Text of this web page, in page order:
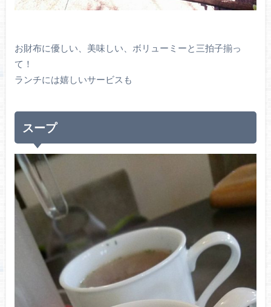
お財布に優しい、美味しい、ボリューミーと三拍子揃っ
て！
ランチには嬉しいサービスも
スープ